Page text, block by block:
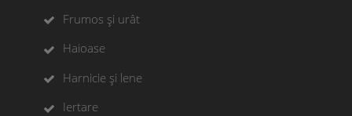
Frumos și urât
Haioase
Harnicie și lene
Iertare